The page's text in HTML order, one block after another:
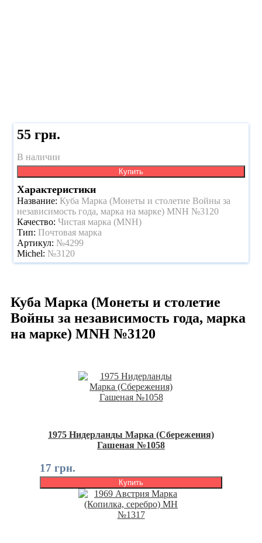
55 грн.
В наличии
Купить
Характеристики
Название: Куба Марка (Монеты и столетие Войны за
независимость года, марка на марке) MNH №3120
Качество: Чистая марка (MNH)
Тип: Почтовая марка
Артикул: №4299
Michel: №3120
Куба Марка (Монеты и столетие
Войны за независимость года, марка
на марке) MNH №3120
1975 Нидерланды Марка (Сбережения)
Гашеная №1058
17 грн.
Купить